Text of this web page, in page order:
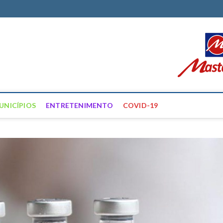
ENTRETENIMENTO COVID-19